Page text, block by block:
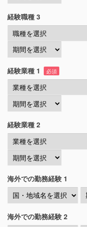
経験職種 3
経験業種 1 必須
経験業種 2
海外での勤務経験 1
海外での勤務経験 2